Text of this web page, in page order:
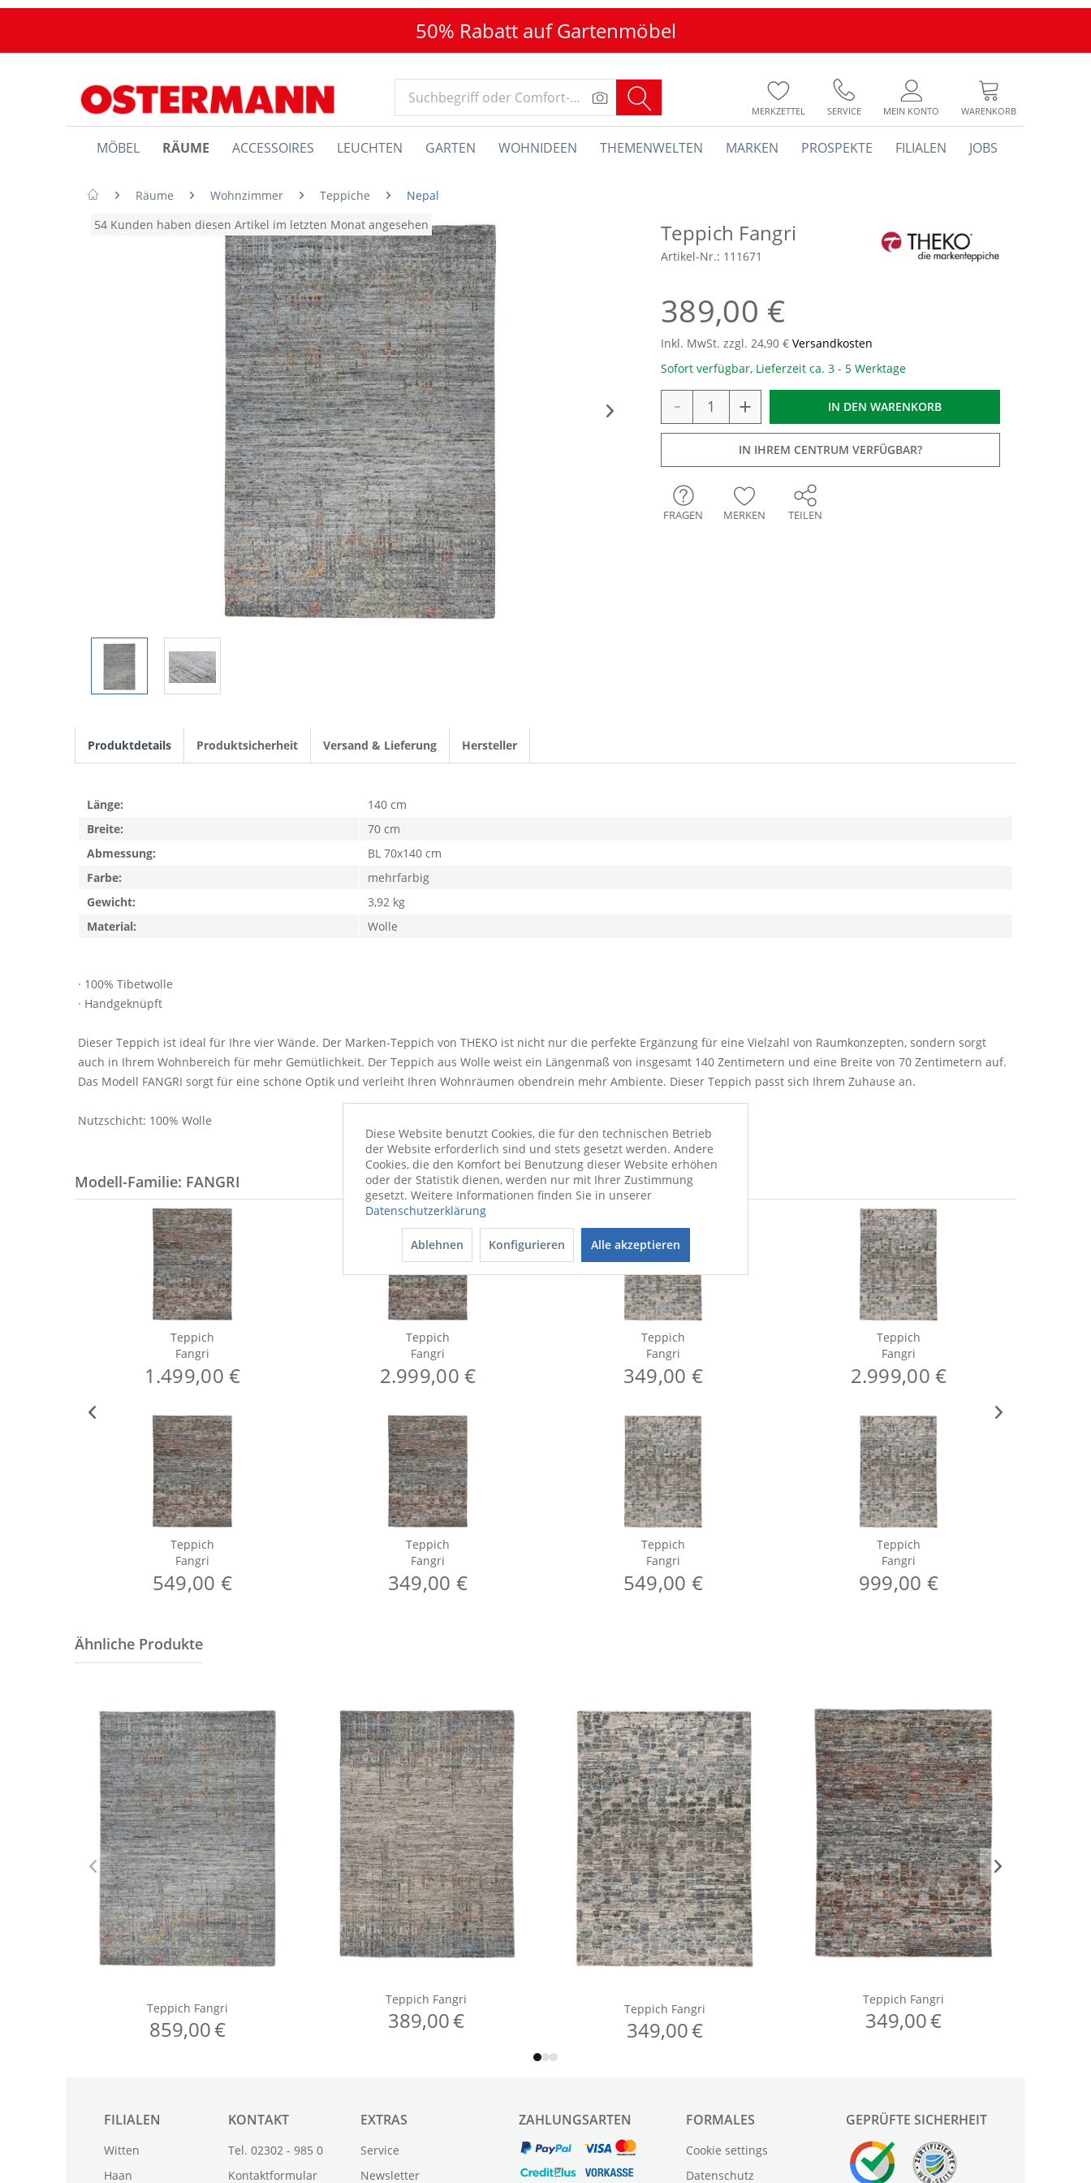
50% Rabatt auf Gartenmöbel
MERKZETTEL SERVICE MEIN KONTO WARENKORB
MÖBEL RÄUME ACCESSOIRES LEUCHTEN GARTEN WOHNIDEEN THEMENWELTEN MARKEN PROSPEKTE FILIALEN JOBS
Räume Wohnzimmer Teppiche
Nepal
54 Kunden haben diesen Artikel im letzten Monat angesehen
Teppich Fangri
Artikel-Nr.: 111671
389,00 €
Inkl. MwSt. zzgl. 24,90 € Versandkosten
Sofort verfügbar, Lieferzeit ca. 3 - 5 Werktage
- + IN DEN WARENKORB
IN IHREM CENTRUM VERFÜGBAR?
FRAGEN MERKEN TEILEN
Produktdetails Produktsicherheit Versand & Lieferung Hersteller
· 100% Tibetwolle
· Handgeknüpft
Dieser Teppich ist ideal für Ihre vier Wände. Der Marken-Teppich von THEKO ist nicht nur die perfekte Ergänzung für eine Vielzahl von Raumkonzepten, sondern sorgt
auch in Ihrem Wohnbereich für mehr Gemütlichkeit. Der Teppich aus Wolle weist ein Längenmaß von insgesamt 140 Zentimetern und eine Breite von 70 Zentimetern auf.
Das Modell FANGRI sorgt für eine schöne Optik und verleiht Ihren Wohnräumen obendrein mehr Ambiente. Dieser Teppich passt sich Ihrem Zuhause an.
Nutzschicht: 100% Wolle
Länge:
140 cm
Breite:
70 cm
Abmessung:
BL 70x140 cm
Farbe:
mehrfarbig
Gewicht:
3,92 kg
Material:
Wolle
Modell-Familie: FANGRI
Teppich
Fangri
1.499,00 €
Teppich
Fangri
549,00 €
Teppich
Fangri
2.999,00 €
Teppich
Fangri
349,00 €
Teppich
Fangri
349,00 €
Teppich
Fangri
549,00 €
Teppich
Fangri
2.999,00 €
Teppich
Fangri
999,00 €
FILIALEN
Witten
Haan
KONTAKT
Tel. 02302 - 985 0
Kontaktformular
EXTRAS
Service
Newsletter
ZAHLUNGSARTEN FORMALES
Cookie settings
Datenschutz
GEPRÜFTE SICHERHEIT
Diese Website benutzt Cookies, die für den technischen Betrieb
der Website erforderlich sind und stets gesetzt werden. Andere
Cookies, die den Komfort bei Benutzung dieser Website erhöhen
oder der Statistik dienen, werden nur mit Ihrer Zustimmung
gesetzt. Weitere Informationen finden Sie in unserer
Datenschutzerklärung
Ablehnen Konfigurieren Alle akzeptieren